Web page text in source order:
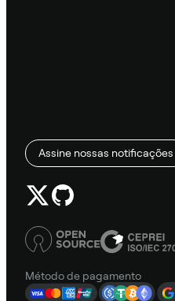
Assine nossas notificações
Método de pagamento